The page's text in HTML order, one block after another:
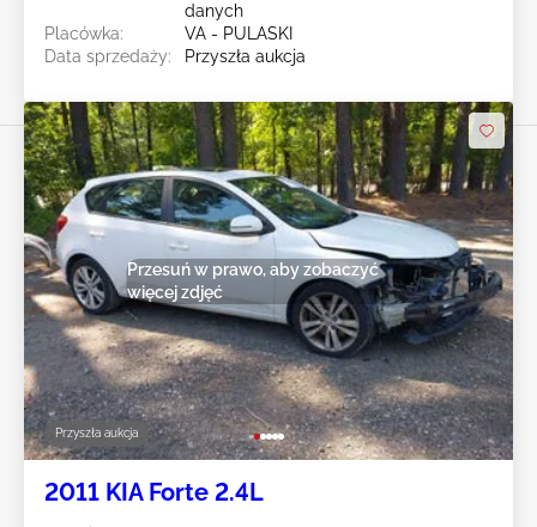
danych
Placówka:
VA - PULASKI
Data sprzedaży:
Przyszła aukcja
Przyszła aukcja
Przesuń w prawo, aby zobaczyć
więcej zdjęć
2011 KIA Forte 2.4L